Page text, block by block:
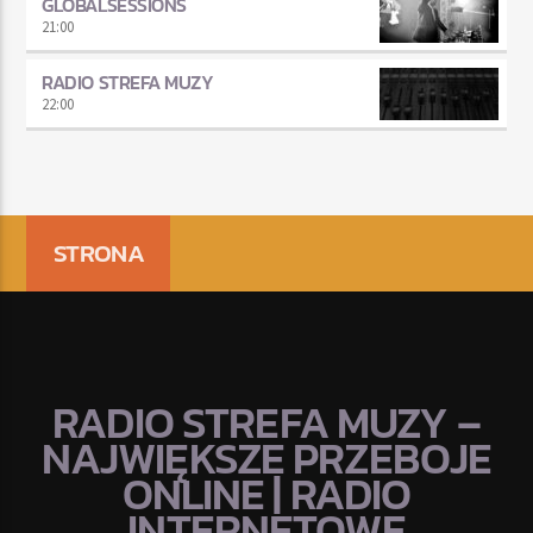
21:00
RADIO STREFA MUZY
22:00
STRONA
RADIO STREFA MUZY –
NAJWIĘKSZE PRZEBOJE
ONLINE | RADIO